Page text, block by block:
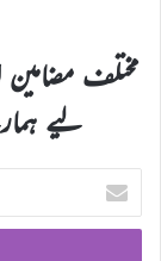
مختلف
لیے
اپنا
ای
میل